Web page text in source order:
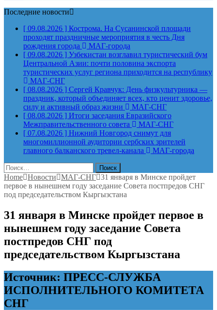
Последние новости
[ 09.08.2026 ] Кострома. На Сусанинской площади
проходят праздничные мероприятия в честь Дня
рождения города
МАГ-города
[ 09.08.2026 ] Узбекистан возглавил туристический бум
Центральной Азии: почти половина экспорта
туристических услуг региона приходится на республику
МАГ-СНГ
[ 08.08.2026 ] Сергей Кравчук: День физкультурника —
праздник, который объединяет всех, кто ценит здоровье,
силу и активный образ жизни
МАГ-СНГ
[ 08.08.2026 ] Итоги заседания Евразийского
Межправительственного совета
МАГ-СНГ
[ 07.08.2026 ] Нижний Новгород снимут для
многомиллионной аудитории сербских зрителей
главного балканского тревел-канала
МАГ-города
Найти:
Home Новости МАГ-СНГ 31 января в Минске пройдет
первое в нынешнем году заседание Совета постпредов СНГ
под председательством Кыргызстана
31 января в Минске пройдет первое в
нынешнем году заседание Совета
постпредов СНГ под
председательством Кыргызстана
Источник: ПРЕСС-СЛУЖБА
ИСПОЛНИТЕЛЬНОГО КОМИТЕТА
СНГ